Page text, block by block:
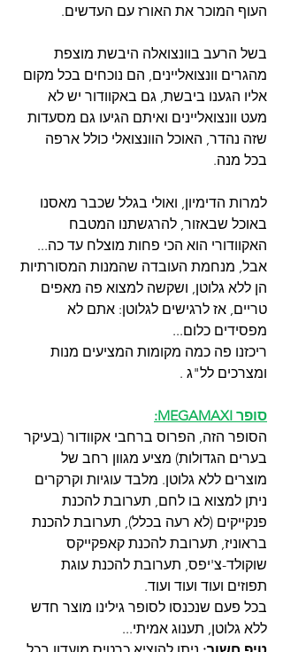
העוף המוכר את האורז עם העדשים.
בשל הרעב בוונצואלה היבשת מוצפת
מהגרים וונצואליינים, הם נוכחים בכל מקום
אליו הגענו ביבשת, גם באקוודור יש לא
מעט וונצואליינים ואיתם הגיעו גם מסעדות
שזה נהדר, האוכל הוונצואלי כולל ארפה
בכל מנה.
למרות הדימיון, ואולי בגלל שכבר מאסנו
באוכל שבאזור, להרגשתנו המטבח
האקוודורי הוא הכי פחות מוצלח עד כה...
אבל, מנחמת העובדה שהמנות המסורתיות
הן ללא גלוטן, ושקשה למצוא פה מאפים
טריים, אז לרגישים לגלוטן: אתם לא
מפסידים כלום...
ריכזנו פה כמה מקומות המציעים מנות
ומצרכים לל"ג .
סופר MEGAMAXI:
הסופר הזה, הפרוס ברחבי אקוודור (בעיקר
בערים הגדולות) מציע מגוון רחב של
מוצרים ללא גלוטן. מלבד עוגיות וקרקרים
ניתן למצוא בו לחם, תערובת להכנת
פנקייקים (לא רעה בכלל), תערובת להכנת
בראוניז, תערובת להכנת קאפקייקס
שוקולד-צ'יפס, תערובת להכנת עוגת
תפוזים ועוד ועוד ועוד.
בכל פעם שנכנסו לסופר גילינו מוצר חדש
ללא גלוטן, תענוג אמיתי...